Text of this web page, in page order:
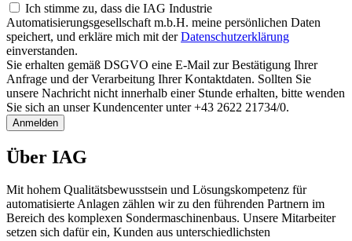
Ich stimme zu, dass die IAG Industrie
Automatisierungsgesellschaft m.b.H. meine persönlichen Daten
speichert, und erkläre mich mit derDaten­schutz­erklärung
einverstanden.
Sie erhalten gemäß DSGVO eine E-Mail zur Bestätigung Ihrer
Anfrage und der Verarbeitung Ihrer Kontaktdaten. Sollten Sie
unsere Nachricht nicht innerhalb einer Stunde erhalten, bitte wenden
Sie sich an unser Kundencenter unter +43 2622 21734/0.
Anmelden
Über IAG
Mit hohem Qualitätsbewusstsein und Lösungskompetenz für
automatisierte Anlagen zählen wir zu den führenden Partnern im
Bereich des komplexen Sondermaschinenbaus. Unsere Mitarbeiter
setzen sich dafür ein, Kunden aus unterschiedlichsten